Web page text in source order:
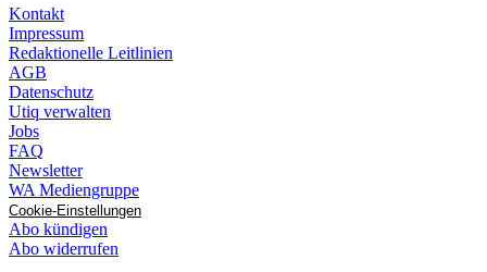
Kontakt
Impressum
Redaktionelle Leitlinien
AGB
Datenschutz
Utiq verwalten
Jobs
FAQ
Newsletter
WA Mediengruppe
Cookie-Einstellungen
Abo kündigen
Abo widerrufen